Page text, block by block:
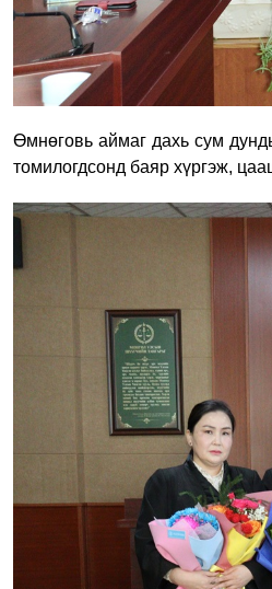
Өмнөговь аймаг дахь сум
томилогдсонд баяр хүргэж,